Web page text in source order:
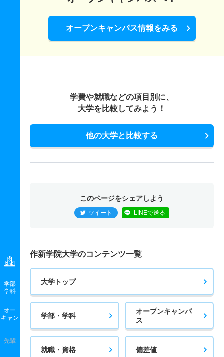
学部
学科
オー
キャン
先輩
オープンキャンパス情報をみる
学費や就職などの項目別に、
大学を比較してみよう！
他の大学と比較する
このページをシェアしよう
ツイート LINEで送る
作新学院大学のコンテンツ一覧
大学トップ
学部・学科
オープンキャンパ
ス
就職・資格 偏差値